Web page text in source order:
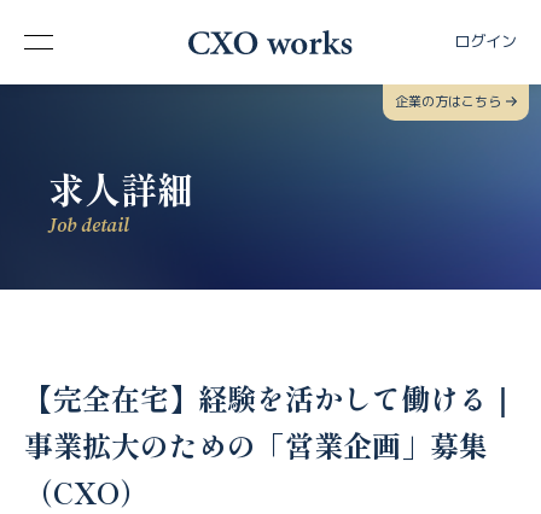
ログイン
企業の方はこちら
求人詳細
Job detail
【完全在宅】経験を活かして働ける｜
事業拡大のための「営業企画」募集
（CXO）